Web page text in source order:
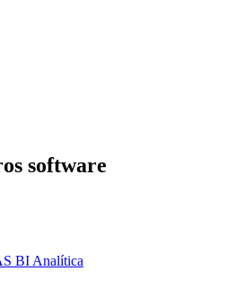
software
BI Analítica